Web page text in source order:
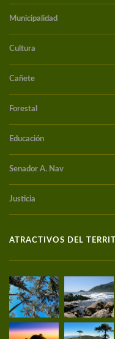
Municipalidad
Cultura
Cañete
Forestal
Educación
Senador A. Nav
Justicia
ATRACTIVOS DEL